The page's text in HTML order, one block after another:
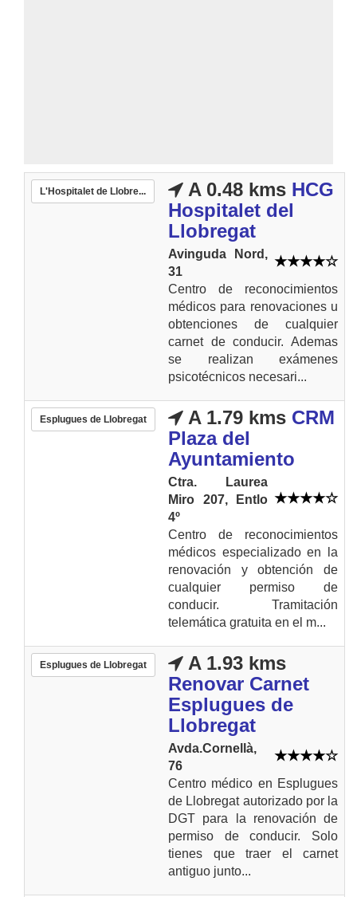
L'Hospitalet de Llobre... A 0.48 kms HCG
Hospitalet del
Llobregat
Avinguda Nord,
31
Centro de reconocimientos
médicos para renovaciones u
obtenciones de cualquier
carnet de conducir. Ademas
se realizan exámenes
psicotécnicos necesari...
Esplugues de Llobregat A 1.79 kms CRM
Plaza del
Ayuntamiento
Ctra. Laurea
Miro 207, Entlo
4º
Centro de reconocimientos
médicos especializado en la
renovación y obtención de
cualquier permiso de
conducir. Tramitación
telemática gratuita en el m...
Esplugues de Llobregat
A 1.93 kms
Renovar Carnet
Esplugues de
Llobregat
Avda.Cornellà,
76
Centro médico en Esplugues
de Llobregat autorizado por la
DGT para la renovación de
permiso de conducir. Solo
tienes que traer el carnet
antiguo junto...